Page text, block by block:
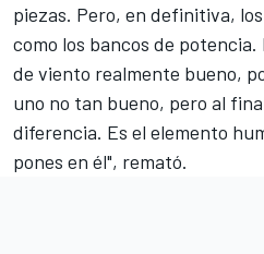
piezas. Pero, en definitiva,
como los bancos de
de viento realmente bueno,
uno no tan bueno, pero al
diferencia. Es el elemento
pones en él", remató.